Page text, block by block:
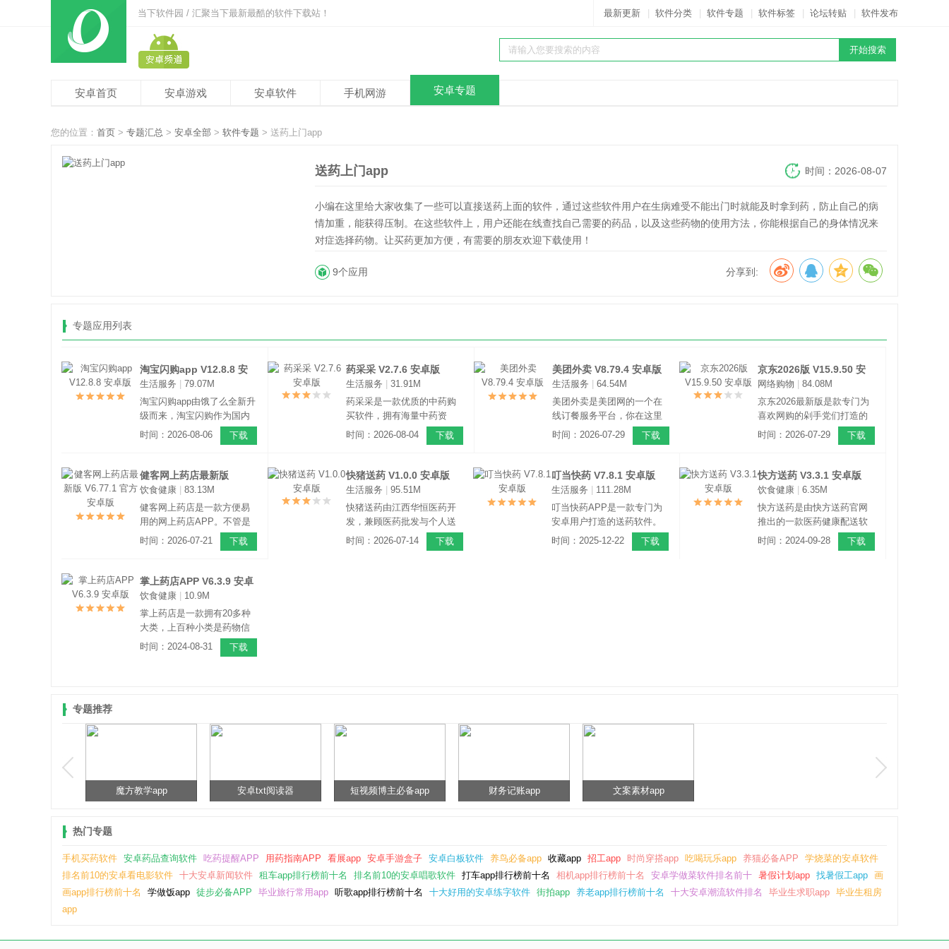
当下软件园 / 汇聚当下最新最酷的软件下载站！ 最新更新 软件分类 软件专题 软件标签 论坛转贴 软件发布
安卓首页 安卓游戏 安卓软件 手机网游 安卓专题
您的位置： 首页 > 专题汇总 > 安卓全部 > 软件专题 > 送药上门app
送药上门app 时间：2026-08-07
小编在这里给大家收集了一些可以直接送药上面的软件，通过这些软件用户在生病难受不能出门时就能及时拿到药，防止自己的病
情加重，能获得压制。在这些软件上，用户还能在线查找自己需要的药品，以及这些药物的使用方法，你能根据自己的身体情况来
对症选择药物。让买药更加方便，有需要的朋友欢迎下载使用！
分享到:
9个应用
专题应用列表
淘宝闪购app V12.8.8 安
卓版
生活服务
79.07M
淘宝闪购app由饿了么全新升
级而来，淘宝闪购作为国内
优质的本地生活服务平台，
专注服务本地生活圈，推动
城市生活，让生活更美好，
更便利。
时间：2026-08-06 下载
药采采 V2.7.6 安卓版
生活服务
31.91M
药采采是一款优质的中药购
买软件，拥有海量中药资
源，种类齐全，智能分类，
满足用户个性化搜索，一键
咨询功能，为用户提供好品
质的中药供应服务。
时间：2026-08-04 下载
美团外卖 V8.79.4 安卓版
生活服务
64.54M
美团外卖是美团网的一个在
线订餐服务平台，你在这里
可以足不出户享受各种美
食，特价套餐只要6元管饱，
盖超过50000家餐厅和5000
多个品牌，在家吃饭更方便
啦！
时间：2026-07-29 下载
京东2026版 V15.9.50 安
卓版
网络购物
84.08M
京东2026最新版是款专门为
喜欢网购的剁手党们打造的
特价购物软件。它可以为用
户提供各类正品商品，让用
时，它还提供专门的京东物
流，快速上门，减少宝贝到
家等待的时间。
时间：2026-07-29 下载
健客网上药店最新版
V6.77.1 官方安卓版
饮食健康
83.13M
健客网上药店是一款方便易
用的网上药店APP。不管是
日常感冒发烧的常用药采
购、慢病患者的长期用药补
的特殊药品，平台均能覆
盖，目前已上架一万五千余
种药品。
时间：2026-07-21 下载
快猪送药 V1.0.0 安卓版
生活服务
95.51M
快猪送药由江西华恒医药开
发，兼顾医药批发与个人送
药；十万款中西药、器械、
保健品全品类供应，药店可
时间：2026-07-14 下载
叮当快药 V7.8.1 安卓版
生活服务
111.28M
叮当快药APP是一款专门为
安卓用户打造的送药软件。
该软件现在只是支持北京的
部分地区，支持7*24小时服
时间：2025-12-22 下载
快方送药 V3.3.1 安卓版
饮食健康
6.35M
快方送药是由快方送药官网
推出的一款医药健康配送软
件。使用快方送药APP，为
你提供了日常药品的购买，
时间：2024-09-28 下载
掌上药店APP V6.3.9 安卓
版
饮食健康
10.9M
掌上药店是一款拥有20多种
大类，上百种小类是药物信
息软件。用户可以轻松查询
上万种药品说明书和药厂信
时间：2024-08-31 下载
专题推荐
魔方教学app 安卓txt阅读器 短视频博主必备app 财务记账app 文案素材app
热门专题
手机买药软件 安卓药品查询软件 吃药提醒APP 用药指南APP 看展app 安卓手游盒子 安卓白板软件 养鸟必备app 收藏app 招工app 时尚穿搭app 吃喝玩乐app 养猫必备APP
学烧菜的安卓软件
排名前10的安卓看电影软件 十大安卓新闻软件 租车app排行榜前十名 排名前10的安卓唱歌软件 打车app排行榜前十名 相机app排行榜前十名 安卓学做菜软件排名前十 暑假计划app 找暑假工app 画
画app排行榜前十名
学做饭app 徒步必备APP 毕业旅行常用app 听歌app排行榜前十名 十大好用的安卓练字软件 街拍app 养老app排行榜前十名 十大安卓潮流软件排名 毕业生求职app 毕业生租房
app